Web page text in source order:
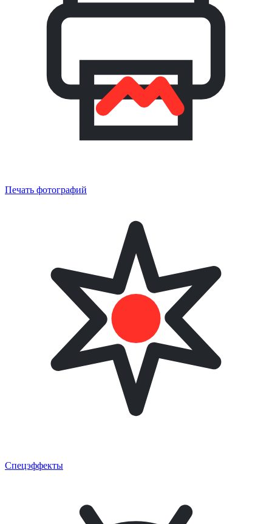
Печать фотографий
Спецэффекты